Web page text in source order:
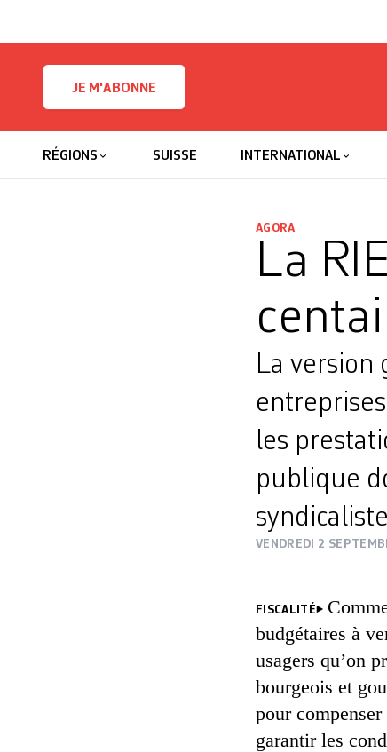
JE M'ABONNE
RÉGIONS SUISSE INTERNATIONAL
AGORA
La
La version
les
publique
VENDREDI 2
FISCALITÉ
budgétaires à
usagers qu’on
bourgeois et
pour
garantir les